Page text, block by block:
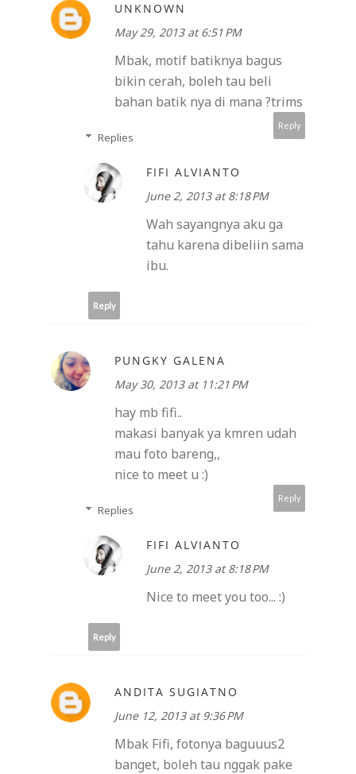
UNKNOWN
May 29, 2013 at 6:51 PM
Mbak, motif batiknya bagus
bikin cerah, boleh tau beli
bahan batik nya di mana ?trims
Reply
Replies
FIFI ALVIANTO
June 2, 2013 at 8:18 PM
Wah sayangnya aku ga
tahu karena dibeliin sama
ibu.
Reply
PUNGKY GALENA
May 30, 2013 at 11:21 PM
hay mb fifi..
makasi banyak ya kmren udah
mau foto bareng,,
nice to meet u :)
Reply
Replies
FIFI ALVIANTO
June 2, 2013 at 8:18 PM
Nice to meet you too... :)
Reply
ANDITA SUGIATNO
June 12, 2013 at 9:36 PM
Mbak Fifi, fotonya baguuus2
banget, boleh tau nggak pake